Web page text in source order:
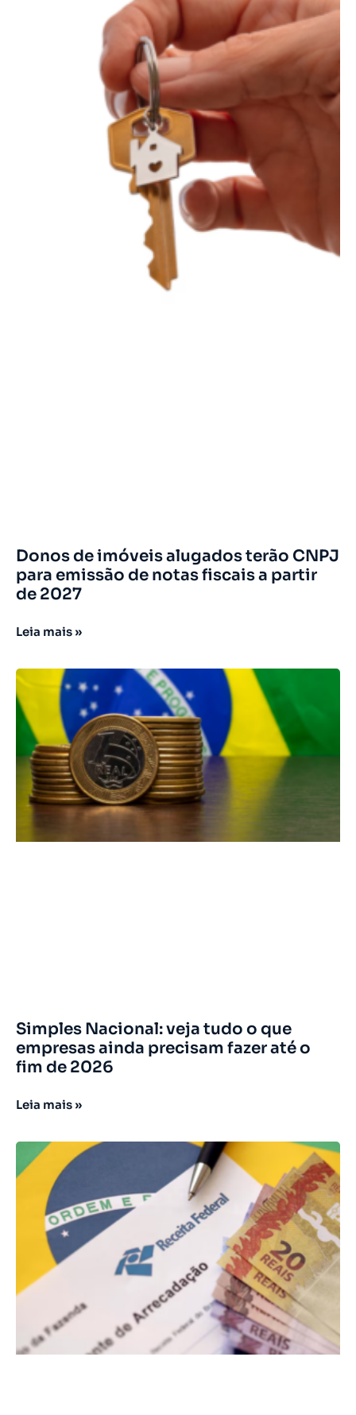
Donos de imóveis alugados terão CNPJ
para emissão de notas fiscais a partir
de 2027
Leia mais »
Simples Nacional: veja tudo o que
empresas ainda precisam fazer até o
fim de 2026
Leia mais »